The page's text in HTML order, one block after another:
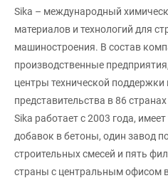
Sika – международный
материалов и технологий для
машиностроения. В состав
производственные
центры технической поддержки
представительства в 86
Sika работает с 2003 года,
добавок в бетоны, один завод
строительных смесей и пять
страны с центральным офисом